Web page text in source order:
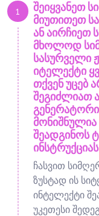
1
შეიყვანეთ
მიუთითეთ
ან აირჩიეთ
მხოლოდ
სასურველი
იტელექტი
თქვენ უცებ
შეგიძლიათ
შეადგინოს
ინსტრუქციას
ჩასვით
ზუსტად ის
ინტელექტი
უკეთესი